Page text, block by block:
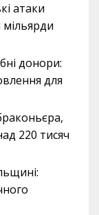
атаки
донори:
для
220 тисяч